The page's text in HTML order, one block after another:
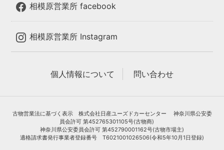
相模原営業所 facebook
相模原営業所 Instagram
個人情報について 問い合わせ
古物営業法に基づく表示 株式会社日産ユーズドカーセンター 神奈川県公安委
員会許可 第452765301105号(古物商)
神奈川県公安委員会許可 第452790001162号(古物市場主)
適格請求書発行事業者登録番号 T6021001026506(令和5年10月1日登録)